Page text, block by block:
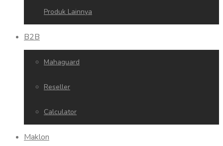
Produk Lainnya
B2B
Mahaguard
Reseller
Calculator
Maklon